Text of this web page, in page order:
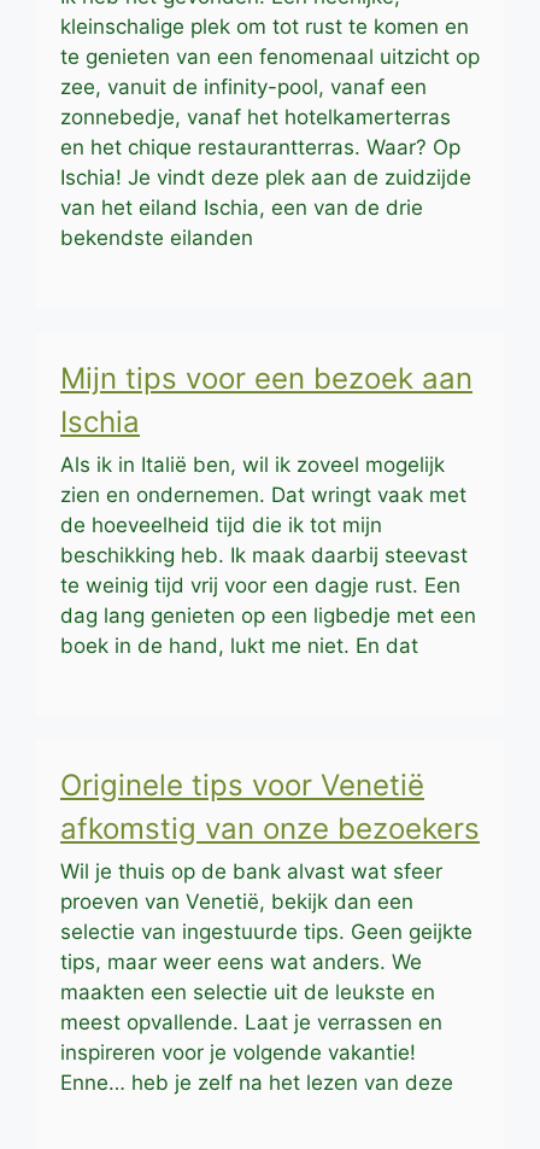
kleinschalige plek om tot rust te komen en
te genieten van een fenomenaal uitzicht op
zee, vanuit de infinity-pool, vanaf een
zonnebedje, vanaf het hotelkamerterras
en het chique restaurantterras. Waar? Op
Ischia! Je vindt deze plek aan de zuidzijde
van het eiland Ischia, een van de drie
bekendste eilanden
Mijn tips voor een bezoek aan
Ischia
Als ik in Italië ben, wil ik zoveel mogelijk
zien en ondernemen. Dat wringt vaak met
de hoeveelheid tijd die ik tot mijn
beschikking heb. Ik maak daarbij steevast
te weinig tijd vrij voor een dagje rust. Een
dag lang genieten op een ligbedje met een
boek in de hand, lukt me niet. En dat
Originele tips voor Venetië
afkomstig van onze bezoekers
Wil je thuis op de bank alvast wat sfeer
proeven van Venetië, bekijk dan een
selectie van ingestuurde tips. Geen geijkte
tips, maar weer eens wat anders. We
maakten een selectie uit de leukste en
meest opvallende. Laat je verrassen en
inspireren voor je volgende vakantie!
Enne… heb je zelf na het lezen van deze